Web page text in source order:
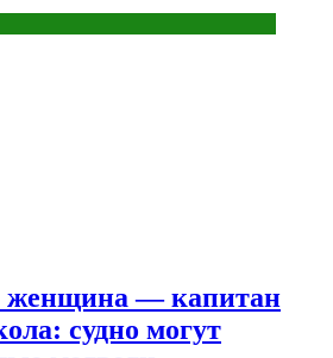
женщина — капитан
судно могут